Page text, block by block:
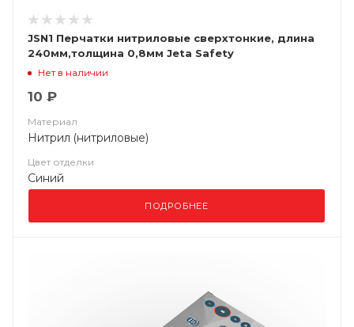
JSN1 Перчатки нитриловые сверхтонкие, длина
240мм,толщина 0,8мм Jeta Safety
Нет в наличии
10 ₽
Материал
Нитрил (нитриловые)
Цвет отделки
Синий
ПОДРОБНЕЕ